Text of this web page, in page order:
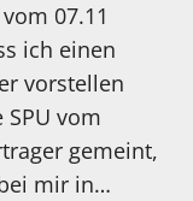
07.11
ich einen
vorstellen
vom
gemeint,
mir in…